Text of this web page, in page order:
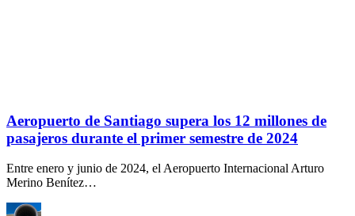
Aeropuerto de Santiago supera los 12 millones de
pasajeros durante el primer semestre de 2024
Entre enero y junio de 2024, el Aeropuerto Internacional Arturo
Merino Benítez…